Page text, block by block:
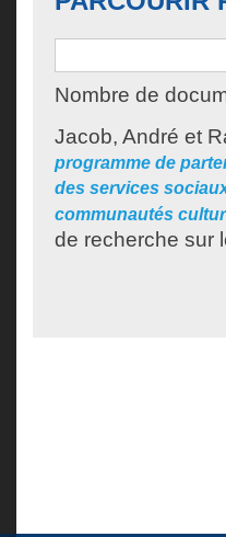
Nombre de
Jacob, André et
programme de
des services
communautés
de recherche sur